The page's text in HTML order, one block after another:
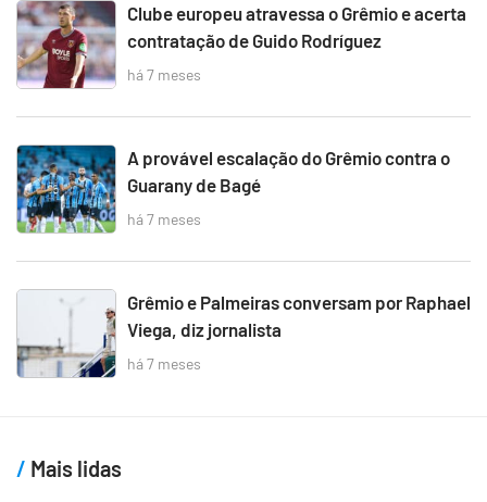
Clube europeu atravessa o Grêmio e acerta
contratação de Guido Rodríguez
há 7 meses
A provável escalação do Grêmio contra o
Guarany de Bagé
há 7 meses
Grêmio e Palmeiras conversam por Raphael
Viega, diz jornalista
há 7 meses
Mais lidas